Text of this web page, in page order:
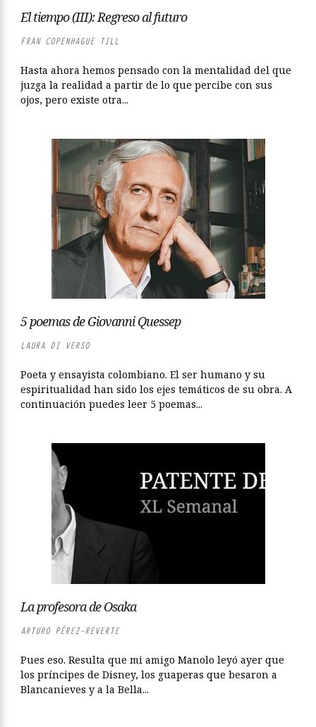
El tiempo (III): Regreso al futuro
FRAN COPENHAGUE TILL
Hasta ahora hemos pensado con la mentalidad del que
juzga la realidad a partir de lo que percibe con sus
ojos, pero existe otra...
5 poemas de Giovanni Quessep
LAURA DI VERSO
Poeta y ensayista colombiano. El ser humano y su
espiritualidad han sido los ejes temáticos de su obra. A
continuación puedes leer 5 poemas...
La profesora de Osaka
ARTURO PÉREZ-REVERTE
Pues eso. Resulta que mi amigo Manolo leyó ayer que
los príncipes de Disney, los guaperas que besaron a
Blancanieves y a la Bella...